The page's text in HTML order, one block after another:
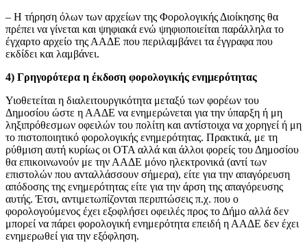
– Η τήρηση όλων των αρχείων της Φορολογικής Διοίκησης θα
πρέπει να γίνεται και ψηφιακά ενώ ψηφιοποιείται παράλληλα το
έγχαρτο αρχείο της ΑΑΔΕ που περιλαμβάνει τα έγγραφα που
εκδίδει και λαμβάνει.
4) Γρηγορότερα η έκδοση φορολογικής ενημερότητας
Υιοθετείται η διαλειτουργικότητα μεταξύ των φορέων του
Δημοσίου ώστε η ΑΑΔΕ να ενημερώνεται για την ύπαρξη ή μη
ληξιπρόθεσμων οφειλών του πολίτη και αντίστοιχα να χορηγεί ή μη
το πιστοποιητικό φορολογικής ενημερότητας. Πρακτικά, με τη
ρύθμιση αυτή κυρίως οι ΟΤΑ αλλά και άλλοι φορείς του Δημοσίου
θα επικοινωνούν με την ΑΑΔΕ μόνο ηλεκτρονικά (αντί των
επιστολών που ανταλλάσσουν σήμερα), είτε για την απαγόρευση
απόδοσης της ενημερότητας είτε για την άρση της απαγόρευσης
αυτής. Έτσι, αντιμετωπίζονται περιπτώσεις π.χ. που ο
φορολογούμενος έχει εξοφλήσει οφειλές προς το Δήμο αλλά δεν
μπορεί να πάρει φορολογική ενημερότητα επειδή η ΑΑΔΕ δεν έχει
ενημερωθεί για την εξόφληση.